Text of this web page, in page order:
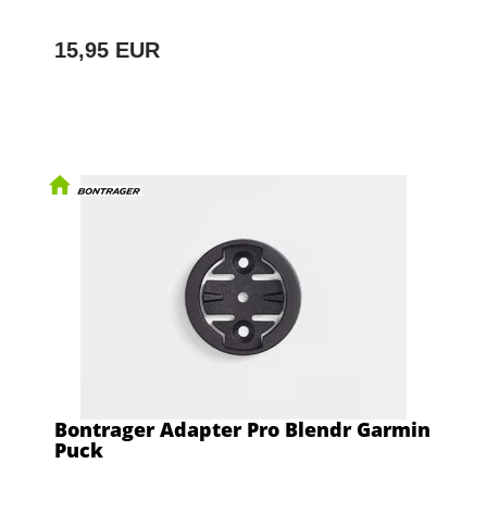
15,95 EUR
Bontrager Adapter Pro Blendr Garmin
Puck